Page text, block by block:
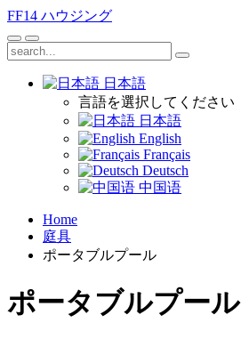
FF14 ハウジング
日本語
言語を選択してください
日本語
English
Français
Deutsch
中国语
Home
庭具
ポータブルプール
ポータブルプール